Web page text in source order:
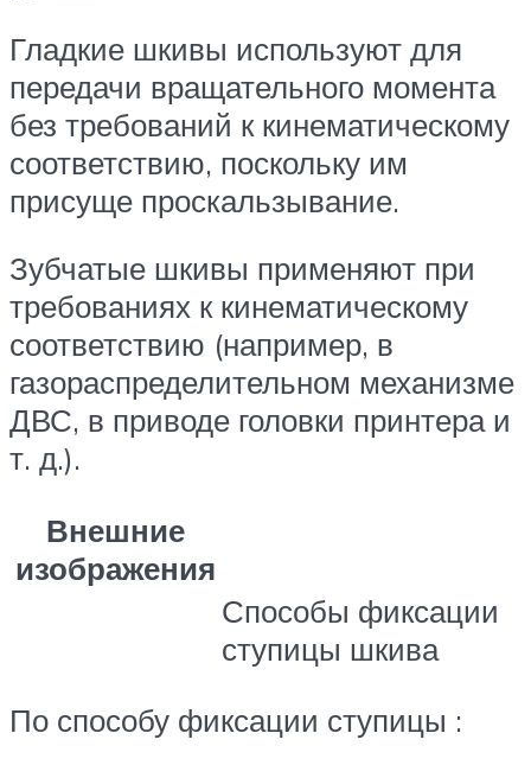
Гладкие шкивы используют для
передачи вращательного момента
без требований к кинематическому
соответствию, поскольку им
присуще проскальзывание.
Зубчатые шкивы применяют при
требованиях к кинематическому
соответствию (например, в
газораспределительном механизме
ДВС, в приводе головки принтера и
т. д.).
Внешние
изображения
Способы фиксации
ступицы шкива
По способу фиксации ступицы :